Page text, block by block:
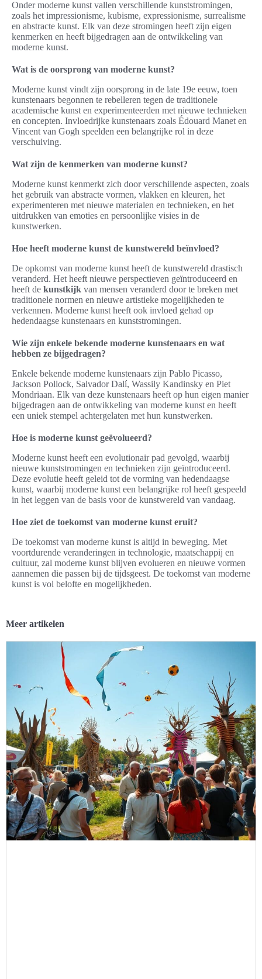
Onder moderne kunst vallen verschillende kunststromingen,
zoals het impressionisme, kubisme, expressionisme, surrealisme
en abstracte kunst. Elk van deze stromingen heeft zijn eigen
kenmerken en heeft bijgedragen aan de ontwikkeling van
moderne kunst.
Wat is de oorsprong van moderne kunst?
Moderne kunst vindt zijn oorsprong in de late 19e eeuw, toen
kunstenaars begonnen te rebelleren tegen de traditionele
academische kunst en experimenteerden met nieuwe technieken
en concepten. Invloedrijke kunstenaars zoals Édouard Manet en
Vincent van Gogh speelden een belangrijke rol in deze
verschuiving.
Wat zijn de kenmerken van moderne kunst?
Moderne kunst kenmerkt zich door verschillende aspecten, zoals
het gebruik van abstracte vormen, vlakken en kleuren, het
experimenteren met nieuwe materialen en technieken, en het
uitdrukken van emoties en persoonlijke visies in de
kunstwerken.
Hoe heeft moderne kunst de kunstwereld beïnvloed?
De opkomst van moderne kunst heeft de kunstwereld drastisch
veranderd. Het heeft nieuwe perspectieven geïntroduceerd en
heeft de kunstkijk van mensen veranderd door te breken met
traditionele normen en nieuwe artistieke mogelijkheden te
verkennen. Moderne kunst heeft ook invloed gehad op
hedendaagse kunstenaars en kunststromingen.
Wie zijn enkele bekende moderne kunstenaars en wat
hebben ze bijgedragen?
Enkele bekende moderne kunstenaars zijn Pablo Picasso,
Jackson Pollock, Salvador Dalí, Wassily Kandinsky en Piet
Mondriaan. Elk van deze kunstenaars heeft op hun eigen manier
bijgedragen aan de ontwikkeling van moderne kunst en heeft
een uniek stempel achtergelaten met hun kunstwerken.
Hoe is moderne kunst geëvolueerd?
Moderne kunst heeft een evolutionair pad gevolgd, waarbij
nieuwe kunststromingen en technieken zijn geïntroduceerd.
Deze evolutie heeft geleid tot de vorming van hedendaagse
kunst, waarbij moderne kunst een belangrijke rol heeft gespeeld
in het leggen van de basis voor de kunstwereld van vandaag.
Hoe ziet de toekomst van moderne kunst eruit?
De toekomst van moderne kunst is altijd in beweging. Met
voortdurende veranderingen in technologie, maatschappij en
cultuur, zal moderne kunst blijven evolueren en nieuwe vormen
aannemen die passen bij de tijdsgeest. De toekomst van moderne
kunst is vol belofte en mogelijkheden.
Meer artikelen